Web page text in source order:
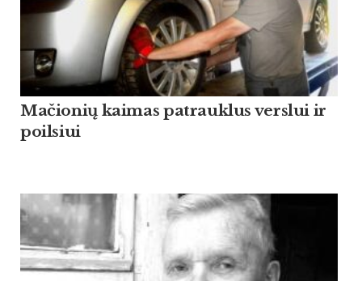
Mačionių kaimas patrauklus verslui ir
poilsiui